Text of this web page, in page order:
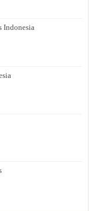
Indonesia